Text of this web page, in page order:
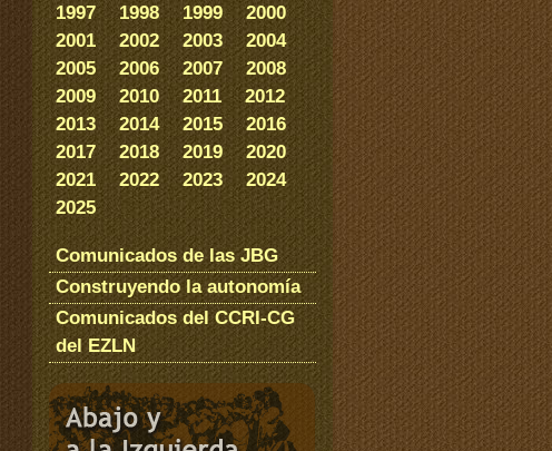
1997
1998 1999
2000
2001
2002 2003
2004
2005
2006 2007
2008
2009
2010 2011
2012
2013
2014 2015
2016
2017
2018 2019
2020
2021
2022 2023
2024
2025
Comunicados de las JBG
Construyendo la autonomía
Comunicados del CCRI-CG
del EZLN